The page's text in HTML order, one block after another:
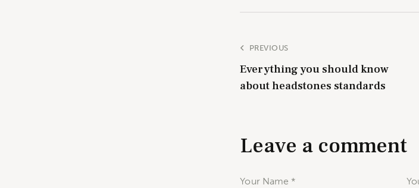
PREVIOUS
Everything you should know
about headstones standards
Leave a comment